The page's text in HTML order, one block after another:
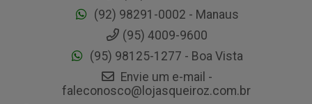
(92) 98291-0002 - Manaus
(95) 4009-9600
(95) 98125-1277 - Boa Vista
Envie um e-mail -
faleconosco@lojasqueiroz.com.br